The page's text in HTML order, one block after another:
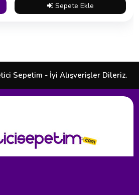
Sepete Ekle
Sepetim - İyi Alışverişler Dileriz.